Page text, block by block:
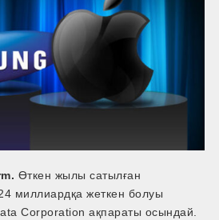
Өткен жылы сатылған
миллиардқа жеткен болуы
Corporation ақпараты осындай.